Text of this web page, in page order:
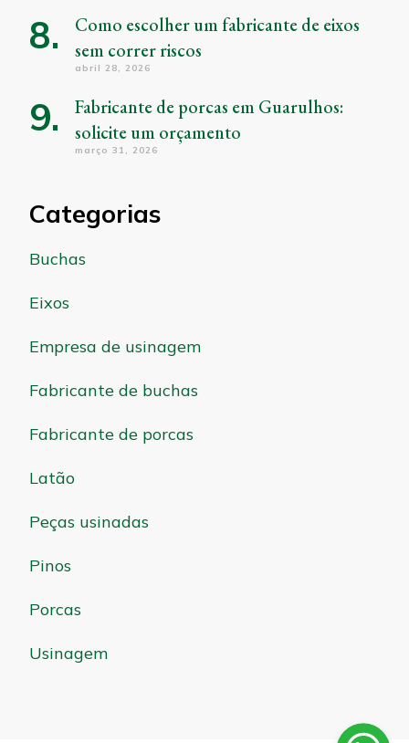
Como escolher um fabricante de eixos
sem correr riscos
abril 28, 2026
Fabricante de porcas em Guarulhos:
solicite um orçamento
março 31, 2026
Categorias
Buchas
Eixos
Empresa de usinagem
Fabricante de buchas
Fabricante de porcas
Latão
Peças usinadas
Pinos
Porcas
Usinagem